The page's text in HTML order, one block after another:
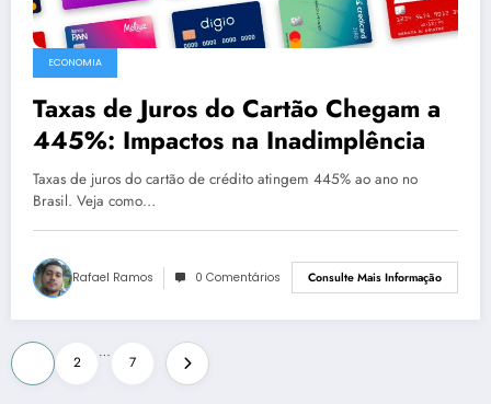
ECONOMIA
Taxas de Juros do Cartão Chegam a
445%: Impactos na Inadimplência
Taxas de juros do cartão de crédito atingem 445% ao ano no
Brasil. Veja como…
Rafael Ramos 0 Comentários Consulte Mais Informação
Paginação
de
2
…
7